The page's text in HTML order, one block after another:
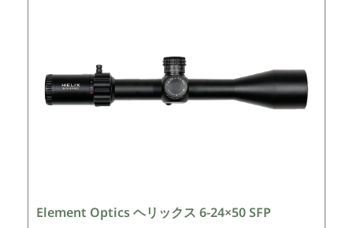
Element Optics ヘリックス 6-24×50 SFP